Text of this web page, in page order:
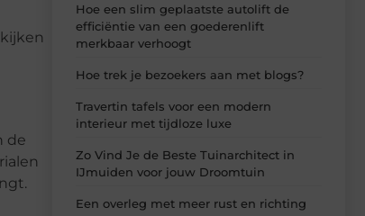
de
Hoe een slim geplaatste autolift de
efficiëntie van een goederenlift
merkbaar verhoogt
Hoe trek je bezoekers aan met blogs?
Travertin tafels voor een modern
interieur met tijdloze luxe
Zo Vind Je de Beste Tuinarchitect in
IJmuiden voor jouw Droomtuin
Een overleg met meer rust en richting